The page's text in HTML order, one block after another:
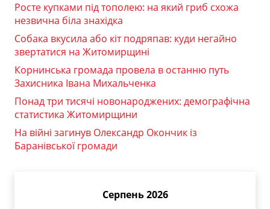
Росте купками під тополею: на який гриб схожа
незвична біла знахідка
Собака вкусила або кіт подряпав: куди негайно
звертатися на Житомирщині
Корнинська громада провела в останню путь
Захисника Івана Михальченка
Понад три тисячі новонароджених: демографічна
статистика Житомирщини
На війні загинув Олександр Окончик із
Баранівської громади
Серпень 2026